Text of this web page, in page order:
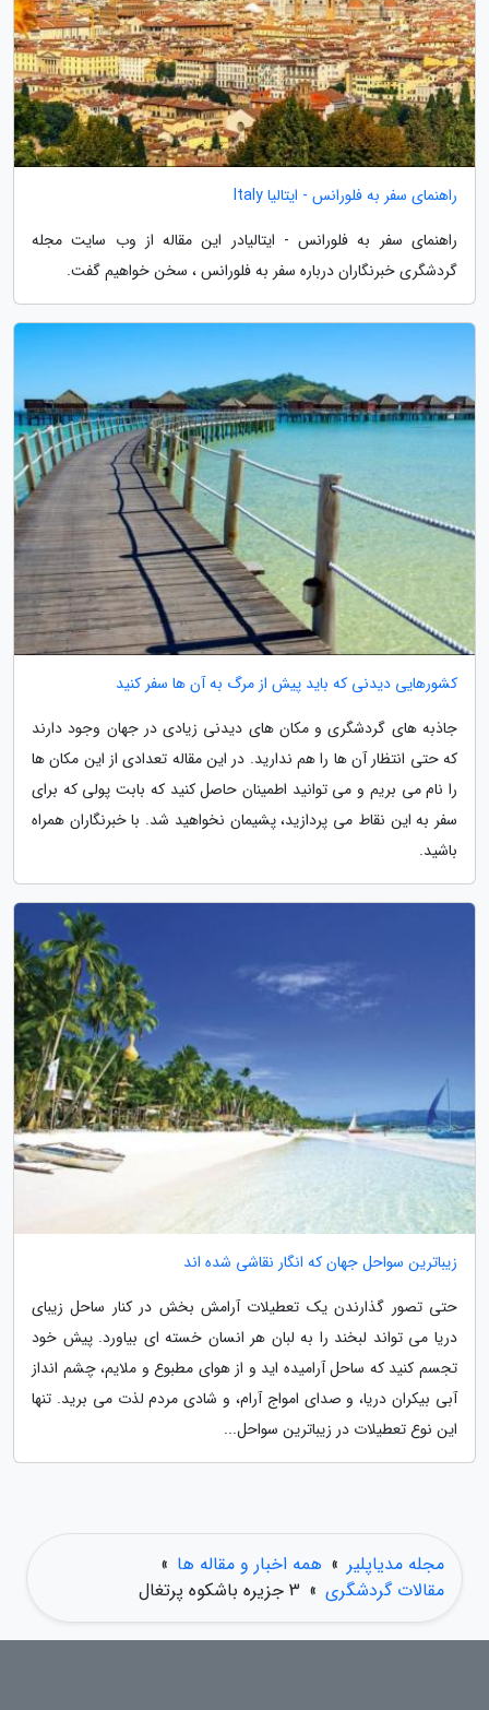
راهنمای سفر به فلورانس - ایتالیا Italy
راهنمای سفر به فلورانس - ایتالیادر این مقاله از وب سایت مجله
گردشگری خبرنگاران درباره سفر به فلورانس ، سخن خواهیم گفت.
کشورهایی دیدنی که باید پیش از مرگ به آن ها سفر کنید
جاذبه های گردشگری و مکان های دیدنی زیادی در جهان وجود دارند
که حتی انتظار آن ها را هم ندارید. در این مقاله تعدادی از این مکان ها
را نام می بریم و می توانید اطمینان حاصل کنید که بابت پولی که برای
سفر به این نقاط می پردازید، پشیمان نخواهید شد. با خبرنگاران همراه
باشید.
زیباترین سواحل جهان که انگار نقاشی شده اند
حتی تصور گذارندن یک تعطیلات آرامش بخش در کنار ساحل زیبای
دریا می تواند لبخند را به لبان هر انسان خسته ای بیاورد. پیش خود
تجسم کنید که ساحل آرامیده اید و از هوای مطبوع و ملایم، چشم انداز
آبی بیکران دریا، و صدای امواج آرام، و شادی مردم لذت می برید. تنها
این نوع تعطیلات در زیباترین سواحل...
مجله مدیاپلیر » همه اخبار و مقاله ها »
مقالات گردشگری » 3 جزیره باشکوه پرتغال